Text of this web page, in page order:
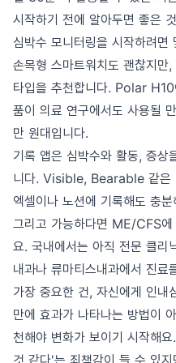
시작하기 전에 알아두면 좋은
심박수 모니터링을 시작하려면
손목형 스마트워치도 괜찮지만
타입을 추천합니다. Polar
품이 의료 연구에서도 사용될
만 원대입니다.
기록 앱은 심박수와 활동, 증상
니다. Visible, Bearable 같은
엑셀이나 노션에 기록해도 충분
그리고 가능하다면 ME/CFS에
요. 국내에서는 아직 전문 클리
내과나 류마티스내과에서 진료
가장 중요한 건, 자신에게 인내
만에 효과가 나타나는 방법이
천해야 변화가 보이기 시작해
것 같다'는 죄책감이 들 수 있